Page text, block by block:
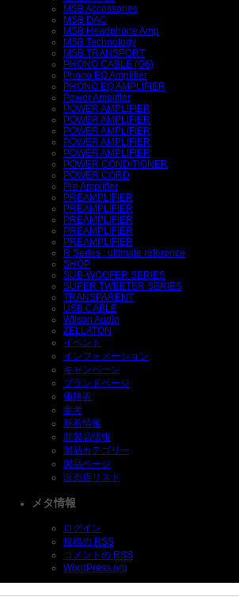
MSB Accessories
MSB DAC
MSB Headphone Amp
MSB Technology
MSB TRANSPORT
PHONO CABLE (G6)
Phono EQ Amplifier
PHONO EQ AMPLIFIER
Power Amplifier
POWER AMPLIFIER
POWER AMPLIFIER
POWER AMPLIFIER
POWER AMPLIFIER
POWER AMPLIFIER
POWER CONDITIONER
POWER CORD
Pre Amplifier
PREAMPLIFIER
PREAMPLIFIER
PREAMPLIFIER
PREAMPLIFIER
PREAMPLIFIER
R Series : ultimate reference
SHOP
SUB-WOOFER SERIES
SUPER TWEETER SERIES
TRANSPARENT
USB CABLE
Wilson Audio
ZELLATON
イベント
インフォメーション
キャンペーン
ブランドページ
価格表
参考
新着情報
新製品情報
製品カテゴリー
製品ページ
販売店リスト
メタ情報
ログイン
投稿の RSS
コメントの RSS
WordPress.org